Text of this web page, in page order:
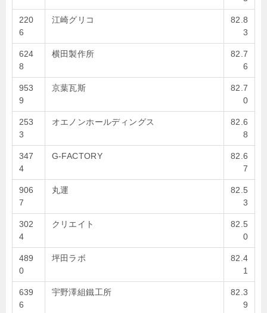
220
6
江崎グリコ
82.8
3
624
8
横田製作所
82.7
6
953
9
京葉瓦斯
82.7
0
253
3
オエノンホールディングス
82.6
8
347
4
G-FACTORY
82.6
7
906
7
丸運
82.5
3
302
4
クリエイト
82.5
0
489
0
坪田ラボ
82.4
1
639
6
宇野澤組鐵工所
82.3
9